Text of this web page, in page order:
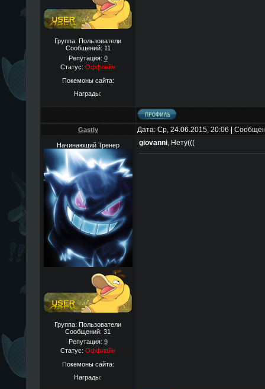
Группа: Пользователи
Сообщений: 11
Репутация: 0
Статус: Оффлайн
Покемоны сайта:
Награды:
Gastly Дата: Ср, 24.06.2015, 20:06 |
Начинающий Тренер
Группа: Пользователи
Сообщений: 31
Репутация: 9
Статус: Оффлайн
Покемоны сайта:
Награды:
giovanni, Нету(((